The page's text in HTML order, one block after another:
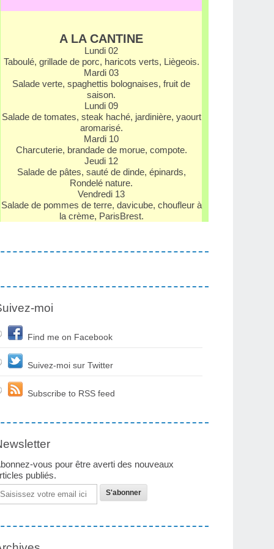
A LA CANTINE
Lundi 02
Taboulé, grillade de porc, haricots verts, Liègeois.
Mardi 03
Salade verte, spaghettis bolognaises, fruit de
saison.
Lundi 09
Salade de tomates, steak haché, jardinière, yaourt
aromarisé.
Mardi 10
Charcuterie, brandade de morue, compote.
Jeudi 12
Salade de pâtes, sauté de dinde, épinards,
Rondelé nature.
Vendredi 13
Salade de pommes de terre, davicube, chou­fleur à
la crème, Paris­Brest.
moi
Find me on Facebook
Suivez-moi sur Twitter
Subscribe to RSS feed
vous pour être averti des nouveaux
publiés.